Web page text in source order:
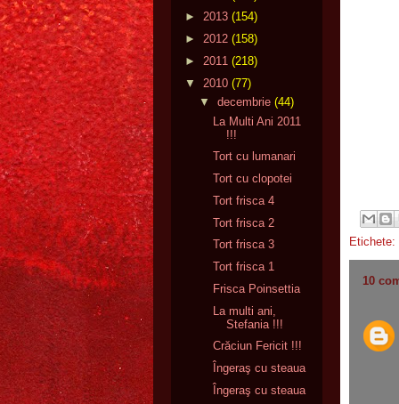
Etichete:
10
► 2013 (154)
► 2012 (158)
► 2011 (218)
▼
2010 (77)
▼
decembrie (44)
La Multi Ani 2011
!!!
Tort cu lumanari
Tort cu clopotei
Tort frisca 4
Tort frisca 2
Tort frisca 3
Tort frisca 1
Frisca Poinsettia
La multi ani,
Stefania !!!
Crăciun Fericit !!!
Îngeraş cu steaua
Îngeraş cu steaua